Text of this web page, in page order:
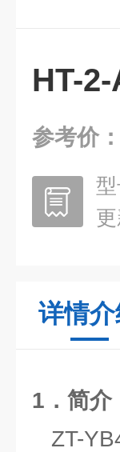
HT-
参考价：
型
详情
1．简介
ZT-